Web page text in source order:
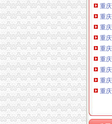
重
重
重
重
重
重
重
重
重
重
重